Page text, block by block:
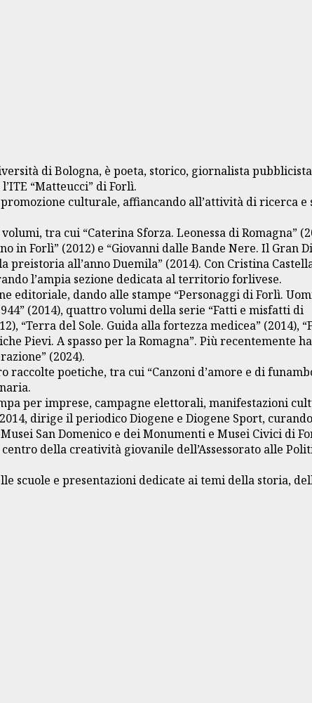
di Bologna, è poeta, storico, giornalista
“Matteucci” di Forlì.
culturale, affiancando all’attività di ricerca
tra cui “Caterina Sforza. Leonessa di Romagna”
in Forlì” (2012) e “Giovanni dalle Bande Nere. Il Gran
preistoria all’anno Duemila” (2014). Con Cristina
l’ampia sezione dedicata al territorio forlivese.
dando alle stampe “Personaggi di Forlì.
(2014), quattro volumi della serie “Fatti e misfatti di
“Terra del Sole. Guida alla fortezza medicea” (2014),
Pievi. A spasso per la Romagna”. Più recentemente
(2024).
poetiche, tra cui “Canzoni d’amore e di
per imprese, campagne elettorali, manifestazioni
dirige il periodico Diogene e Diogene Sport,
San Domenico e dei Monumenti e Musei Civici di
della creatività giovanile dell’Assessorato alle
scuole e presentazioni dedicate ai temi della storia,